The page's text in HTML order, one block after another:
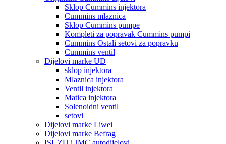
Sklop Cummins injektora
Cummins mlaznica
Sklop Cummins pumpe
Kompleti za popravak Cummins pumpi
Cummins Ostali setovi za popravku
Cummins ventil
Dijelovi marke UD
sklop injektora
Mlaznica injektora
Ventil injektora
Matica injektora
Solenoidni ventil
setovi
Dijelovi marke Liwei
Dijelovi marke Befrag